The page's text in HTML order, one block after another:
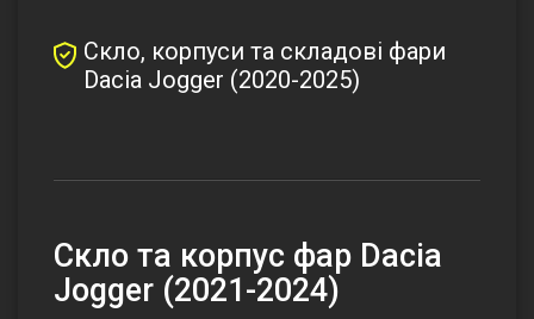
Скло, корпуси та складові фари
Dacia Jogger (2020-2025)
Скло та корпус фар Dacia
Jogger (2021-2024)